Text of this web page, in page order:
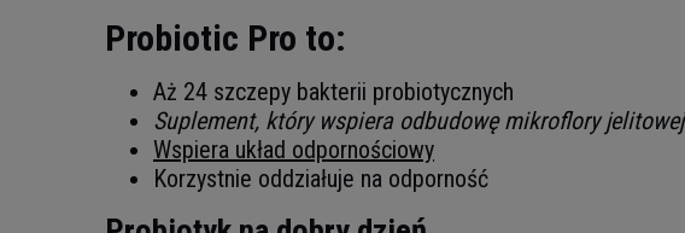
Probiotic Pro to:
Aż 24 szczepy bakterii probiotycznych
Suplement, który wspiera odbudowę mikroflory jelitowej
Wspiera układ odpornościowy
Korzystnie oddziałuje na odporność